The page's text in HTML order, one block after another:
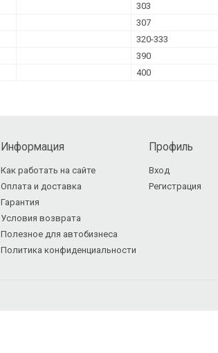
303
307
320-333
390
400
Информация
Как работать на сайте
Оплата и доставка
Гарантия
Условия возврата
Полезное для автобизнеса
Политика конфиденциальности
Профиль
Вход
Регистрация